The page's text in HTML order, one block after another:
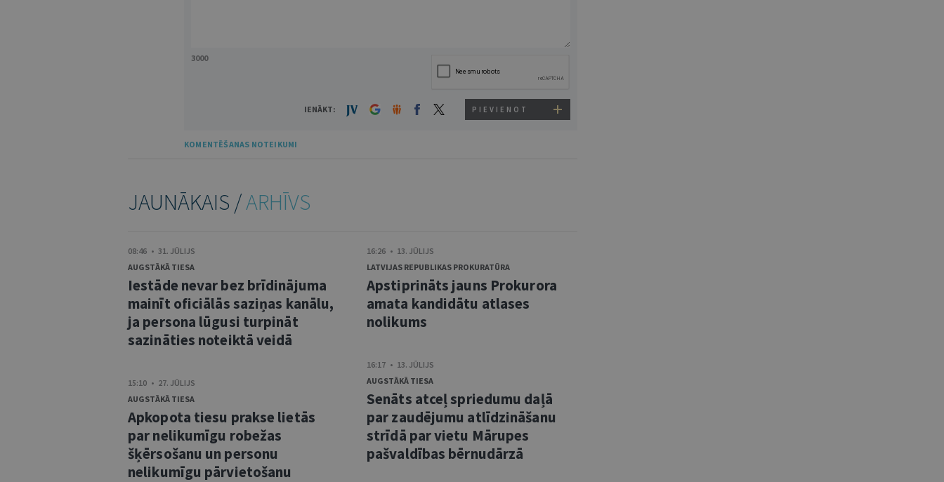
3000
IENĀKT: PIEVIENOT
KOMENTĒŠANAS NOTEIKUMI
JAUNĀKAIS /ARHĪVS
08:46 • 31. JŪLIJS
AUGSTĀKĀ TIESA
Iestāde nevar bez brīdinājuma
mainīt oficiālās saziņas kanālu,
ja persona lūgusi turpināt
sazināties noteiktā veidā
15:10 • 27. JŪLIJS
AUGSTĀKĀ TIESA
Apkopota tiesu prakse lietās
par nelikumīgu robežas
šķērsošanu un personu
nelikumīgu pārvietošanu
16:26 • 13. JŪLIJS
LATVIJAS REPUBLIKAS PROKURATŪRA
Apstiprināts jauns Prokurora
amata kandidātu atlases
nolikums
16:17 • 13. JŪLIJS
AUGSTĀKĀ TIESA
Senāts atceļ spriedumu daļā
par zaudējumu atlīdzināšanu
strīdā par vietu Mārupes
pašvaldības bērnudārzā